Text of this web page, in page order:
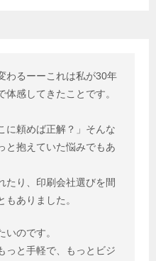
わるーーこれは私が30年
感してきたことです。
に頼めば正解？」そんな
と抱えていた悩みでもあ
たり、印刷会社選びを間
ありました。
のです。
っと手軽で、もっとビジ